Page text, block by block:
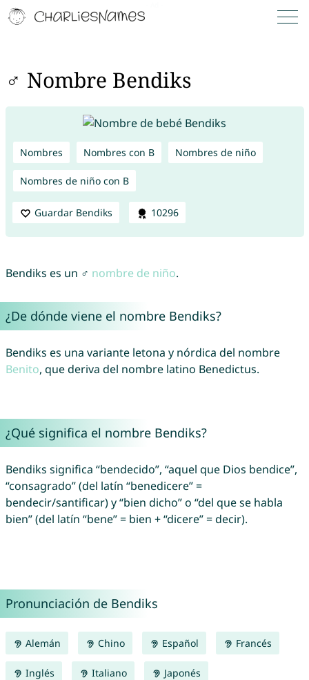
♂ Nombre Bendiks
Nombres Nombres con B Nombres de niño
Nombres de niño con B
Guardar Bendiks 10296
Bendiks es un ♂ nombre de niño.
¿De dónde viene el nombre Bendiks?
Bendiks es una variante letona y nórdica del nombre
Benito, que deriva del nombre latino Benedictus.
¿Qué significa el nombre Bendiks?
Bendiks significa “bendecido”, “aquel que Dios bendice”,
“consagrado” (del latín “benedicere” =
bendecir/santificar) y “bien dicho” o “del que se habla
bien” (del latín “bene” = bien + “dicere” = decir).
Pronunciación de Bendiks
Alemán Chino Español Francés
Inglés Italiano Japonés